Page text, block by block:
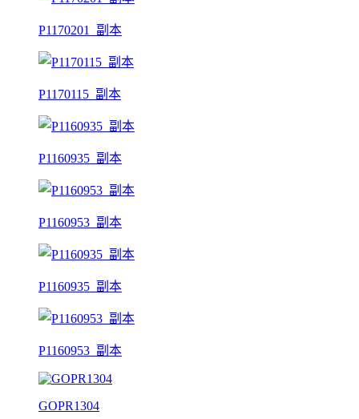
P1170201_副本
P1170115_副本
P1160935_副本
P1160953_副本
P1160935_副本
P1160953_副本
GOPR1304